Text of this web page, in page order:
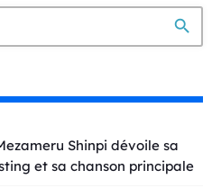
search
Shinpi dévoile sa
et sa chanson principale